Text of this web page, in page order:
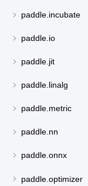
paddle.incubate
paddle.io
paddle.jit
paddle.linalg
paddle.metric
paddle.nn
paddle.onnx
paddle.optimizer